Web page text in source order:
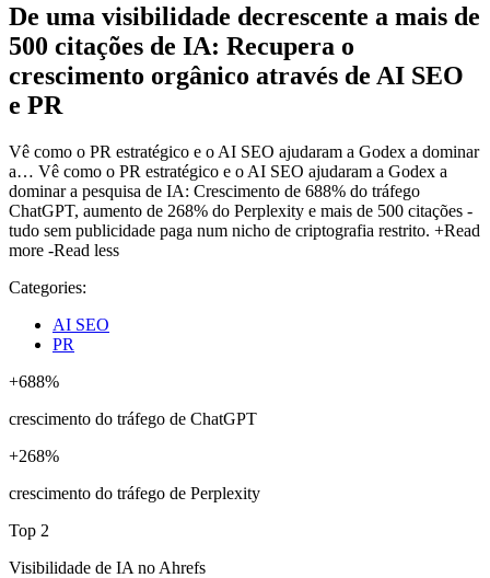
De uma visibilidade decrescente a mais de
500 citações de IA: Recupera o
crescimento orgânico através de AI SEO
e PR
Vê como o PR estratégico e o AI SEO ajudaram a Godex a dominar
a… Vê como o PR estratégico e o AI SEO ajudaram a Godex a
dominar a pesquisa de IA: Crescimento de 688% do tráfego
ChatGPT, aumento de 268% do Perplexity e mais de 500 citações -
tudo sem publicidade paga num nicho de criptografia restrito. +Read
more -Read less
Categories:
AI SEO
PR
+688%
crescimento do tráfego de ChatGPT
+268%
crescimento do tráfego de Perplexity
Top 2
Visibilidade de IA no Ahrefs